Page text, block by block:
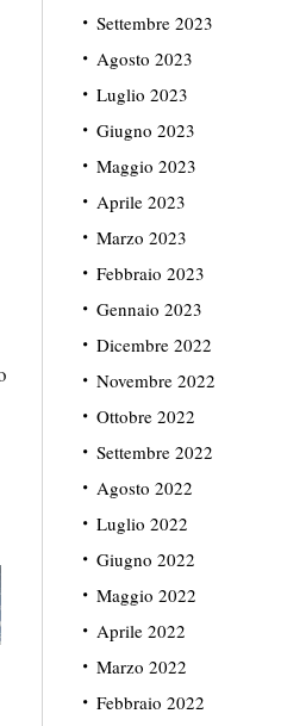
Settembre 2023
Agosto 2023
Luglio 2023
Giugno 2023
Maggio 2023
Aprile 2023
Marzo 2023
Febbraio 2023
Gennaio 2023
Dicembre 2022
Novembre 2022
Ottobre 2022
Settembre 2022
Agosto 2022
Luglio 2022
Giugno 2022
Maggio 2022
Aprile 2022
Marzo 2022
Febbraio 2022